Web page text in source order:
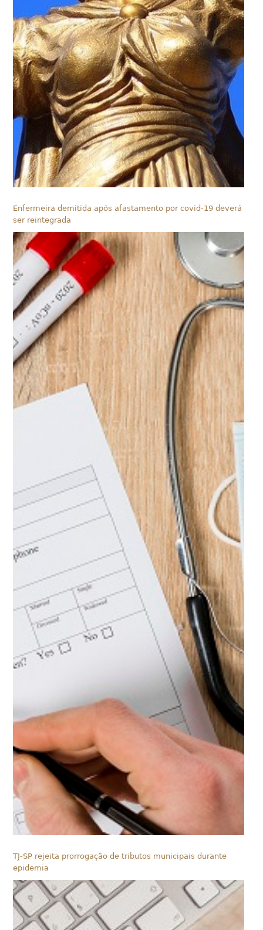
Enfermeira demitida após afastamento por covid-19 deverá
ser reintegrada
TJ-SP rejeita prorrogação de tributos municipais durante
epidemia